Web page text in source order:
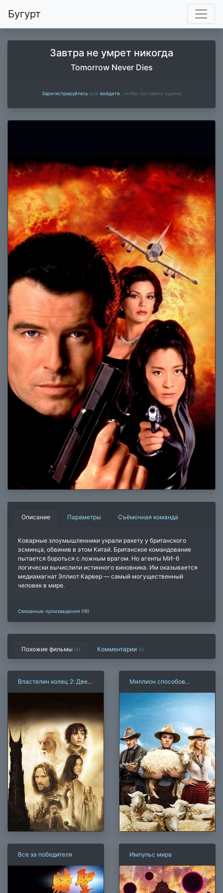
Бугурт
Завтра не умрет никогда
Tomorrow Never Dies
Зарегистрируйтесьили войдите , чтобы поставить оценку
Описание Параметры Съёмочная команда
Коварные злоумышленники украли ракету у британского
эсминца, обвинив в этом Китай. Британское командование
пытается бороться с ложным врагом. Но агенты МИ-6
логически вычислили истинного виновника. Им оказывается
медиамагнат Эллиот Карвер — самый могущественный
человек в мире.
Связанные произведения (19)
Похожие фильмы (4) Комментарии (0)
Властелин колец 2: Две
Миллион способов
Все за победителя Импульс мира